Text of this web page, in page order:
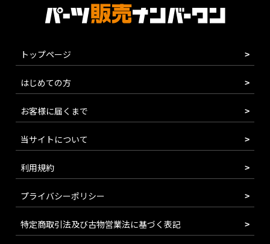
トップページ
はじめての方
お客様に届くまで
当サイトについて
利用規約
プライバシーポリシー
特定商取引法及び古物営業法に基づく表記